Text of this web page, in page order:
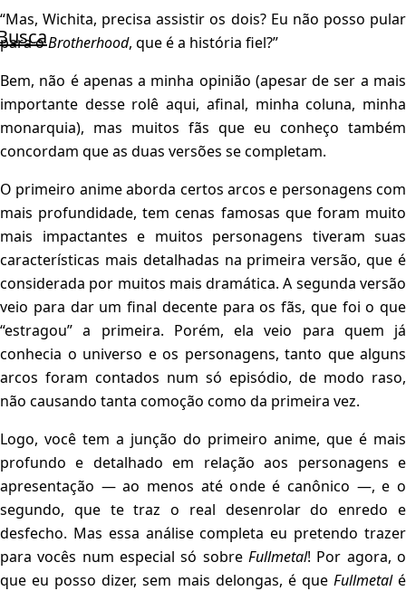
“Mas, Wichita, precisa assistir os dois? Eu não posso pular
para oBrotherhood, que é a história fiel?”
Bem, não é apenas a minha opinião (apesar de ser a mais
importante desse rolê aqui, afinal, minha coluna, minha
monarquia), mas muitos fãs que eu conheço também
concordam que as duas versões se completam.
O primeiro anime aborda certos arcos e personagens com
mais profundidade, tem cenas famosas que foram muito
mais impactantes e muitos personagens tiveram suas
características mais detalhadas na primeira versão, que é
considerada por muitos mais dramática. A segunda versão
veio para dar um final decente para os fãs, que foi o que
“estragou” a primeira. Porém, ela veio para quem já
conhecia o universo e os personagens, tanto que alguns
arcos foram contados num só episódio, de modo raso,
não causando tanta comoção como da primeira vez.
Logo, você tem a junção do primeiro anime, que é mais
profundo e detalhado em relação aos personagens e
apresentação — ao menos até onde é canônico —, e o
segundo, que te traz o real desenrolar do enredo e
desfecho. Mas essa análise completa eu pretendo trazer
para vocês num especial só sobre Fullmetal! Por agora, o
que eu posso dizer, sem mais delongas, é que Fullmetalé